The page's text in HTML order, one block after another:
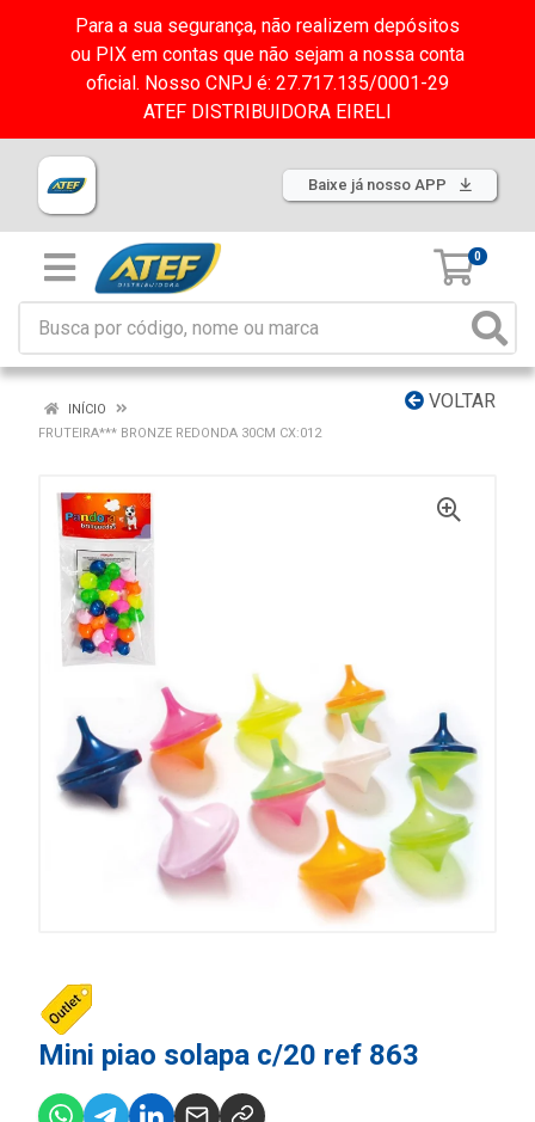
Para a sua segurança, não realizem depósitos
ou PIX em contas que não sejam a nossa conta
oficial. Nosso CNPJ é: 27.717.135/0001-29
ATEF DISTRIBUIDORA EIRELI
Baixe já nosso APP
0
VOLTAR
INÍCIO
FRUTEIRA*** BRONZE REDONDA 30CM CX:012
Mini piao solapa c/20 ref 863